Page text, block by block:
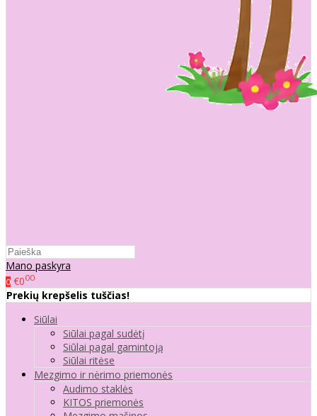
Mano paskyra
0 €000
Prekių krepšelis tuščias!
Siūlai
Siūlai pagal sudėtį
Siūlai pagal gamintoją
Siūlai ritėse
Mezgimo ir nėrimo priemonės
Audimo staklės
KITOS priemonės